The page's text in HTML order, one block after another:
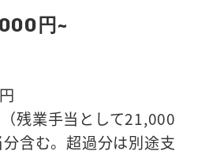
円~
残業手当として21,000
含む。超過分は別途支